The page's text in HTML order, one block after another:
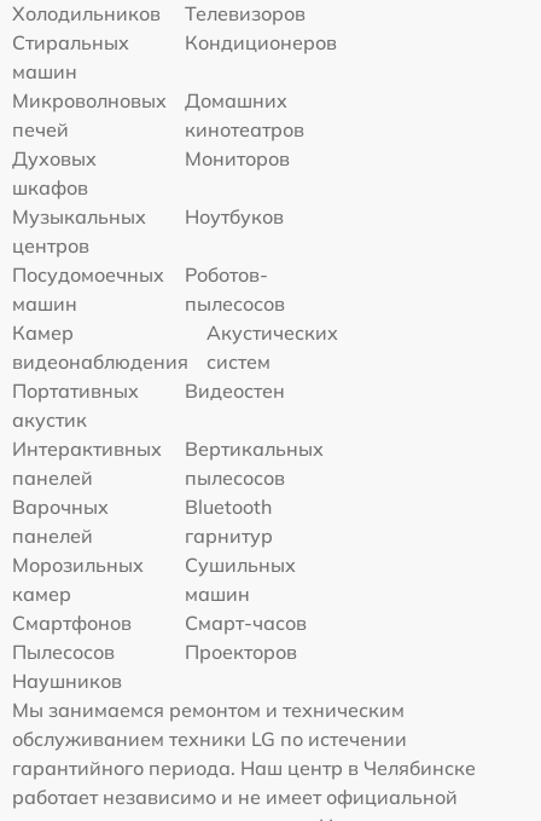
Холодильников
Телевизоров
Стиральных
машин
Кондиционеров
Микроволновых
печей
Домашних
кинотеатров
Духовых
шкафов
Мониторов
Музыкальных
центров
Ноутбуков
Посудомоечных
машин
Роботов-
пылесосов
Камер
видеонаблюдения
Акустических
систем
Портативных
акустик
Видеостен
Интерактивных
панелей
Вертикальных
пылесосов
Варочных
панелей
Bluetooth
гарнитур
Морозильных
камер
Сушильных
машин
Смартфонов
Смарт-часов
Пылесосов
Проекторов
Наушников
Мы занимаемся ремонтом и техническим
обслуживанием техники LG по истечении
гарантийного периода. Наш центр в Челябинске
работает независимо и не имеет официальной